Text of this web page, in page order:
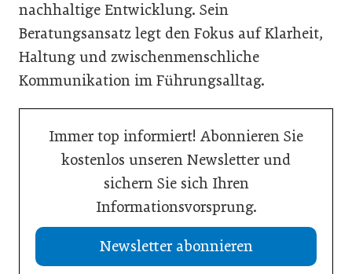
nachhaltige Entwicklung. Sein
Beratungsansatz legt den Fokus auf Klarheit,
Haltung und zwischenmenschliche
Kommunikation im Führungsalltag.
Immer top informiert! Abonnieren Sie
kostenlos unseren Newsletter und
sichern Sie sich Ihren
Informationsvorsprung.
Newsletter abonnieren